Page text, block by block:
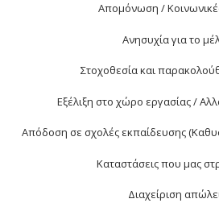
Απομόνωση /
Ανησυχία για το
Στοχοθεσία και
Εξέλιξη στο χώρο εργασίας /
Απόδοση σε σχολές εκπαίδευσης
Καταστάσεις που μας
Διαχείριση